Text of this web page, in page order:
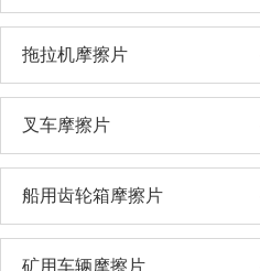
拖拉机摩擦片
叉车摩擦片
船用齿轮箱摩擦片
矿用车辆摩擦片